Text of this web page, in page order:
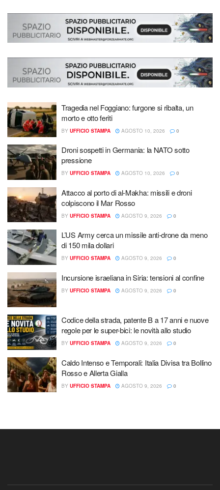
Tragedia nel Foggiano: furgone si ribalta, un
morto e otto feriti
BY UFFICIO STAMPA AGOSTO 10, 2026 0
Droni sospetti in Germania: la NATO sotto
pressione
BY UFFICIO STAMPA AGOSTO 10, 2026 0
Attacco al porto di al-Makha: missili e droni
colpiscono il Mar Rosso
BY UFFICIO STAMPA AGOSTO 9, 2026 0
L’US Army cerca un missile anti-drone da meno
di 150 mila dollari
BY UFFICIO STAMPA AGOSTO 9, 2026 0
Incursione israeliana in Siria: tensioni al confine
BY UFFICIO STAMPA AGOSTO 9, 2026 0
Codice della strada, patente B a 17 anni e nuove
regole per le super-bici: le novità allo studio
BY UFFICIO STAMPA AGOSTO 9, 2026 0
Caldo Intenso e Temporali: Italia Divisa tra Bollino
Rosso e Allerta Gialla
BY UFFICIO STAMPA AGOSTO 9, 2026 0